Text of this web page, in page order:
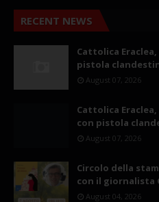
RECENT NEWS
Cattolica
pistola
August 07, 2026
Cattolica
con pistola
August 07, 2026
Circolo della
con il giornalista
August 04, 2026